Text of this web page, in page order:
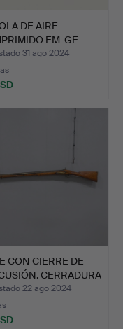
DE AIRE
EM-GE
31 ago 2024
CON CIERRE DE
CERRADURA
22 ago 2024